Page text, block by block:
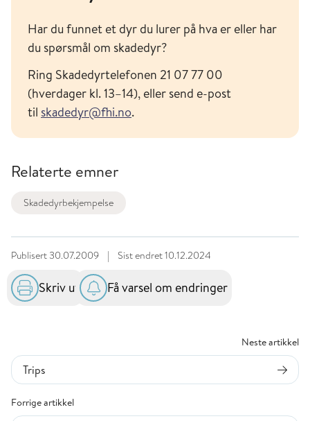
Har du funnet et dyr du lurer på hva er eller har
du spørsmål om skadedyr?
Ring Skadedyrtelefonen 21 07 77 00
(hverdager kl. 13–14), eller send e-post
til skadedyr@fhi.no.
Relaterte emner
Skadedyrbekjempelse
Publisert 30.07.2009 | Sist endret10.12.2024
Skriv ut Få varsel om endringer
Forrige artikkel
Neste artikkel
Trips